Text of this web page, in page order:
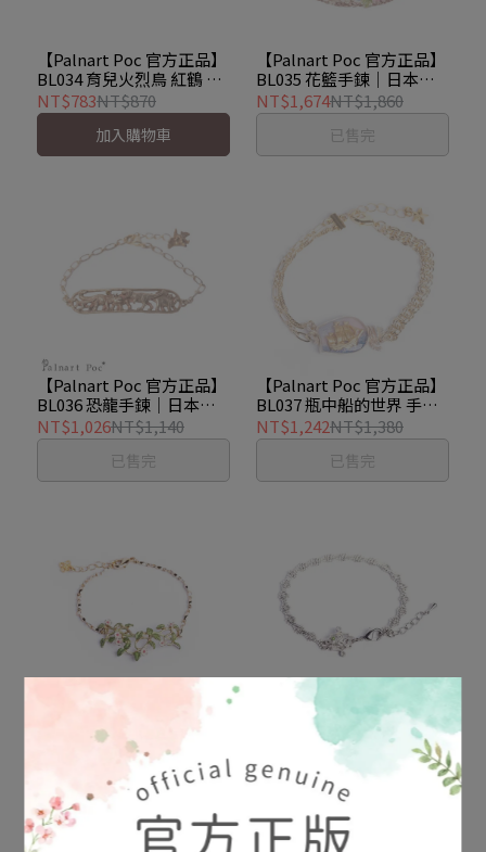
【Palnart Poc 官方正品】
BL034 育兒火烈鳥 紅鶴 紅
鸛 手環 手鍊 手鏈
Flamingo
NT$783NT$870
加入購物車
【Palnart Poc 官方正品】
BL035 花籃手鍊｜日本製
職人手工著色 櫻花瑪格麗
特 柔銀光 Flower
NT$1,674NT$1,860
已售完
【Palnart Poc 官方正品】
BL036 恐龍手鍊｜日本製
職人手工著色 侏羅紀恐龍
圖鑑 Dinosaur
NT$1,026NT$1,140
已售完
【Palnart Poc 官方正品】
BL037 瓶中船的世界 手鍊
手環 Ship in a bottle
NT$1,242NT$1,380
已售完
BL038 天冬藤/五味莓 手鍊
サネカズラブレスレット
Kadsura japonica
NT$1,170
加入購物車
【Palnart Poc 官方正品】
BL039 蛇形手環 サーペン
トブレスレット Serpents
NT$1,080
加入購物車